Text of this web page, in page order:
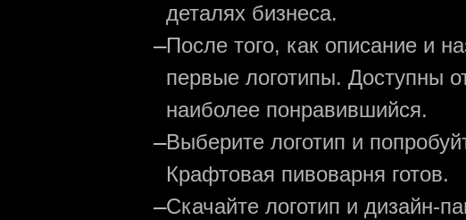
деталях бизнеса.
—После того, как описание и
первые логотипы. Доступны
наиболее понравившийся.
—Выберите логотип и
Крафтовая пивоварня готов.
—Скачайте логотип и дизайн-